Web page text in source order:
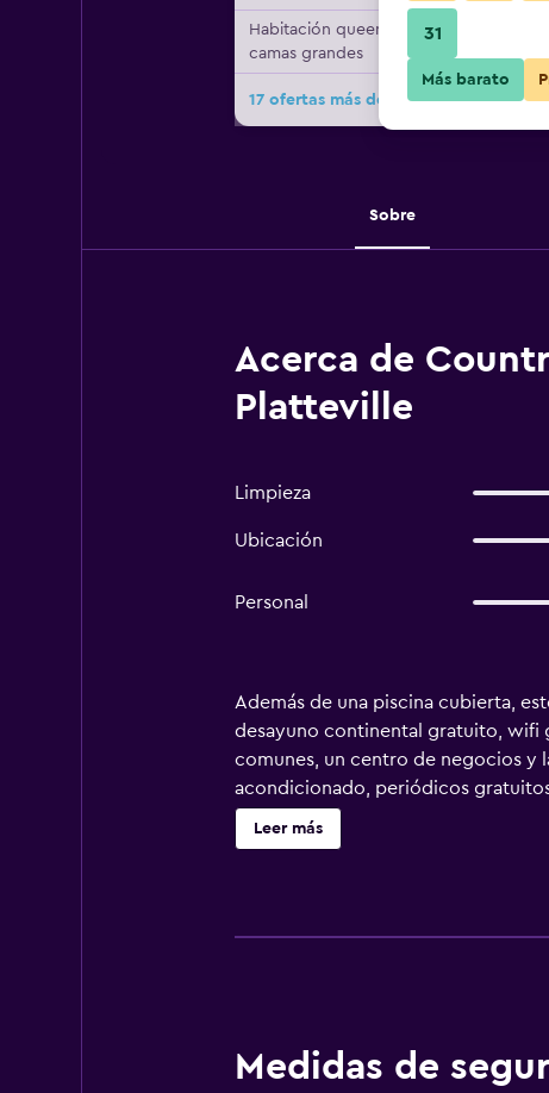
Habitación queen, 2
camas grandes
17 ofertas más de Country Inn &
Sobre
Acerca de
Platteville
Limpieza
Ubicación
Personal
Además de una piscina cubierta,
desayuno continental gratuito, wifi
comunes, un centro de negocios y
acondicionado, periódicos
Se ofrece frigorífico y microondas.
pelo. Este hotel en Platteville
Leer más
Medidas de
31
Más barato